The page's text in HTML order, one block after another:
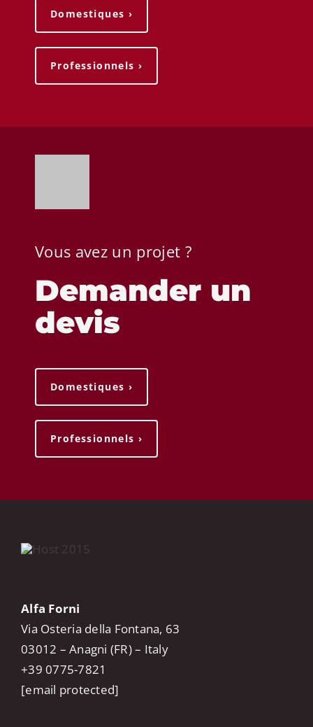
Domestiques ›
Professionnels ›
Vous avez un projet ?
Demander un
devis
Domestiques ›
Professionnels ›
Alfa Forni
Via Osteria della Fontana, 63
03012 – Anagni (FR) – Italy
+39 0775-7821
[email protected]